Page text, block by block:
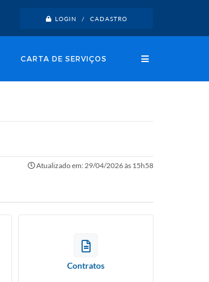
LOGIN / CADASTRO
CARTA DE SERVIÇOS
Atualizado em: 29/04/2026 às 15h58
Contratos